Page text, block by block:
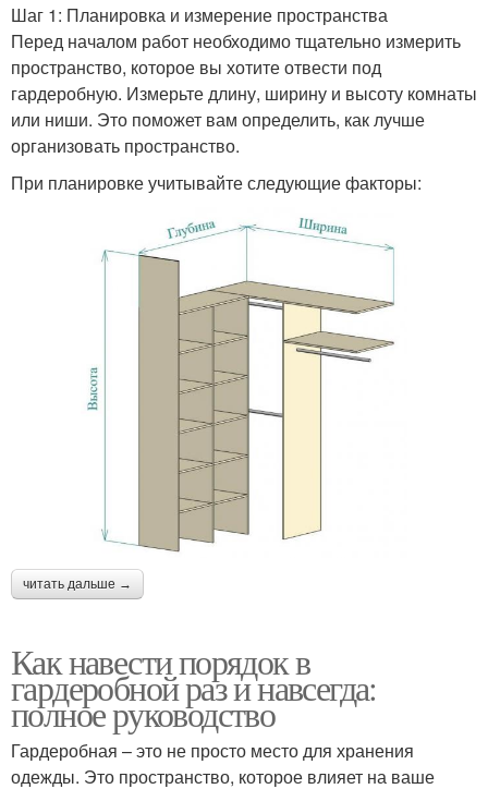
Шаг 1: Планировка и измерение пространства
Перед началом работ необходимо тщательно измерить
пространство, которое вы хотите отвести под
гардеробную. Измерьте длину, ширину и высоту комнаты
или ниши. Это поможет вам определить, как лучше
организовать пространство.
При планировке учитывайте следующие факторы:
читать дальше →
Как навести порядок в
гардеробной раз и навсегда:
полное руководство
Гардеробная – это не просто место для хранения
одежды. Это пространство, которое влияет на ваше